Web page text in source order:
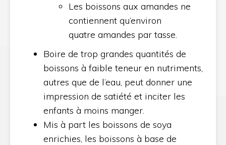
Les boissons aux amandes ne
contiennent qu’environ
quatre amandes par tasse.
Boire de trop grandes quantités de
boissons à faible teneur en nutriments,
autres que de l’eau, peut donner une
impression de satiété et inciter les
enfants à moins manger.
Mis à part les boissons de soya
enrichies, les boissons à base de